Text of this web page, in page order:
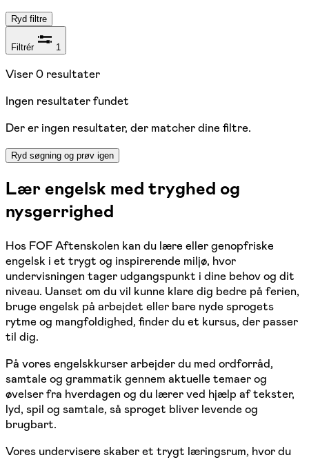
Ryd filtre
Filtrér 1
Viser0 resultater
Ingen resultater fundet
Der er ingen resultater, der matcher dine filtre.
Ryd søgning og prøv igen
Lær engelsk med tryghed og
nysgerrighed
Hos FOF Aftenskolen kan du lære eller genopfriske
engelsk i et trygt og inspirerende miljø, hvor
undervisningen tager udgangspunkt i dine behov og dit
niveau. Uanset om du vil kunne klare dig bedre på ferien,
bruge engelsk på arbejdet eller bare nyde sprogets
rytme og mangfoldighed, finder du et kursus, der passer
til dig.
På vores engelskkurser arbejder du med ordforråd,
samtale og grammatik gennem aktuelle temaer og
øvelser fra hverdagen og du lærer ved hjælp af tekster,
lyd, spil og samtale, så sproget bliver levende og
brugbart.
Vores undervisere skaber et trygt læringsrum, hvor du